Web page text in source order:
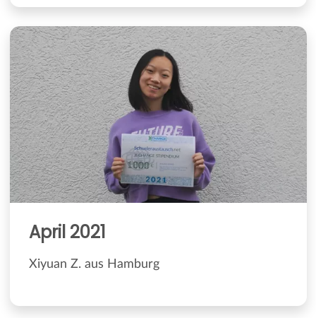
April 2021
Xiyuan Z. aus Hamburg